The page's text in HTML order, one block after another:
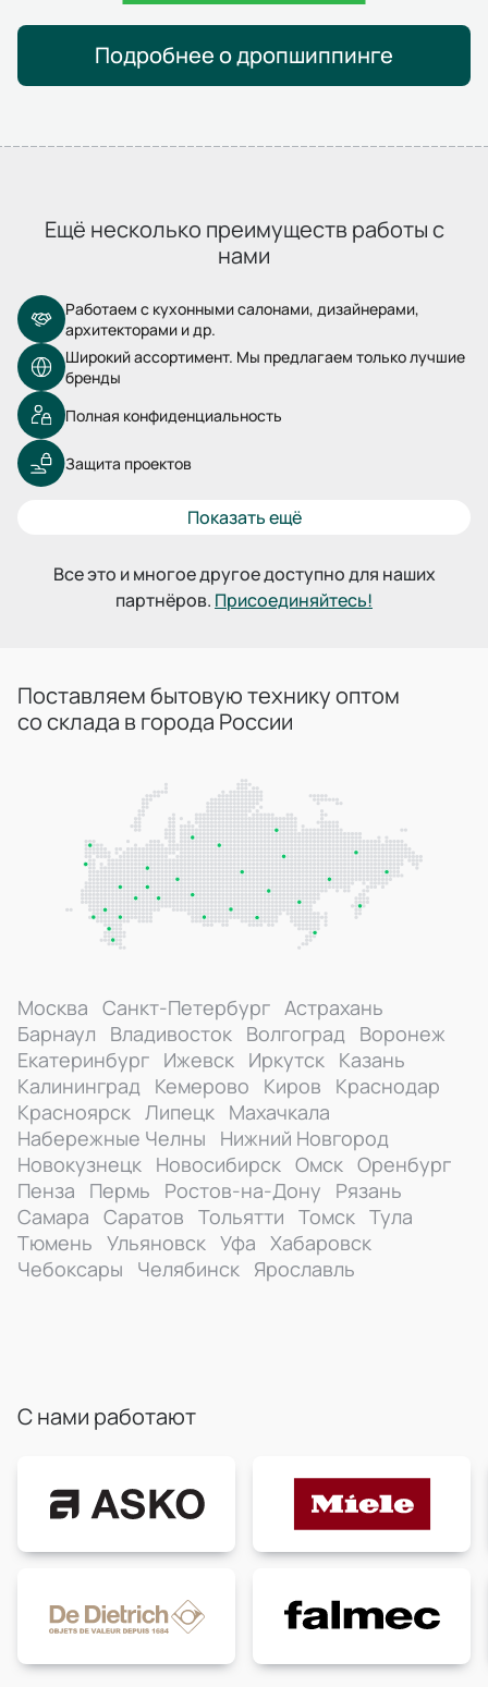
Подробнее о дропшиппинге
Ещё несколько преимуществ работы с
нами
Работаем с кухонными салонами, дизайнерами,
архитекторами и др.
Широкий ассортимент. Мы предлагаем только лучшие
бренды
Полная конфиденциальность
Защита проектов
Показать ещё
Все это и многое другое доступно для наших
партнёров. Присоединяйтесь!
Поставляем бытовую технику оптом
со склада в города России
Москва Санкт-Петербург Астрахань
Барнаул
Владивосток Волгоград Воронеж
Екатеринбург Ижевск Иркутск Казань
Калининград Кемерово Киров
Краснодар
Красноярск Липецк Махачкала
Набережные Челны
Нижний Новгород
Новокузнецк Новосибирск Омск Оренбург
Пенза
Пермь Ростов-на-Дону
Рязань
Самара Саратов Тольятти Томск Тула
Тюмень Ульяновск Уфа Хабаровск
Чебоксары
Челябинск Ярославль
С нами работают